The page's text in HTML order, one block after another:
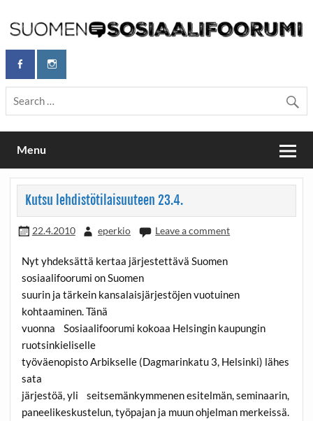
content
Maailmanparannuspäivät / Suomen
Sosiaalifoorumi
Maailmanparannuspäivät Lapinlahden Lähteellä, Helsingissä
26.–27.9.2026
Menu
Kutsu lehdistötilaisuuteen 23.4.
22.4.2010 eperkio Leave a comment
Nyt yhdeksättä kertaa järjestettävä Suomen
sosiaalifoorumi on Suomen
suurin ja tärkein kansalaisjärjestöjen vuotuinen
kohtaaminen. Tänä
vuonna Sosiaalifoorumi kokoaa Helsingin kaupungin
ruotsinkieliselle
työväenopisto Arbikselle (Dagmarinkatu 3, Helsinki) lähes
sata
järjestöä, yli seitsemänkymmenen esitelmän, seminaarin,
paneelikeskustelun, työpajan ja muun ohjelman merkeissä.